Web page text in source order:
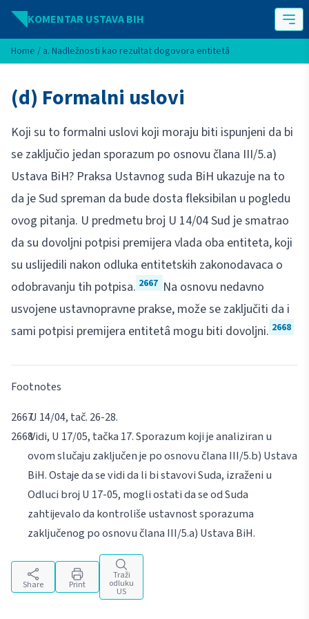
Idi na sadržaj
KOMENTAR USTAVA BIH
Home / a. Nadležnosti kao rezultat dogovora entitetâ
(d) Formalni uslovi
Koji su to formalni uslovi koji moraju biti ispunjeni da bi
se zaključio jedan sporazum po osnovu člana III/5.a)
Ustava BiH? Praksa Ustavnog suda BiH ukazuje na to
da je Sud spreman da bude dosta fleksibilan u pogledu
ovog pitanja. U predmetu broj U 14/04 Sud je smatrao
da su dovoljni potpisi premijera vlada oba entiteta, koji
su uslijedili nakon odluka entitetskih zakonodavaca o
odobravanju tih potpisa. 2667 Na osnovu nedavno
usvojene ustavnopravne prakse, može se zaključiti da i
sami potpisi premijera entitetâ mogu biti dovoljni. 2668
Footnotes
U 14/04, tač. 26-28.
Vidi, U 17/05, tačka 17. Sporazum koji je analiziran u
ovom slučaju zaključen je po osnovu člana III/5.b) Ustava
BiH. Ostaje da se vidi da li bi stavovi Suda, izraženi u
Odluci broj U 17-05, mogli ostati da se od Suda
zahtijevalo da kontroliše ustavnost sporazuma
zaključenog po osnovu člana III/5.a) Ustava BiH.
Share Print
Traži
odluku
US